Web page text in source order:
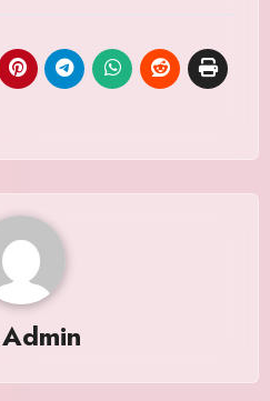
Admin